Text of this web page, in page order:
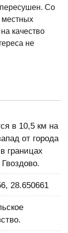
Со
местных
качество
не
в 10,5 км на
от города
границах
28.650661